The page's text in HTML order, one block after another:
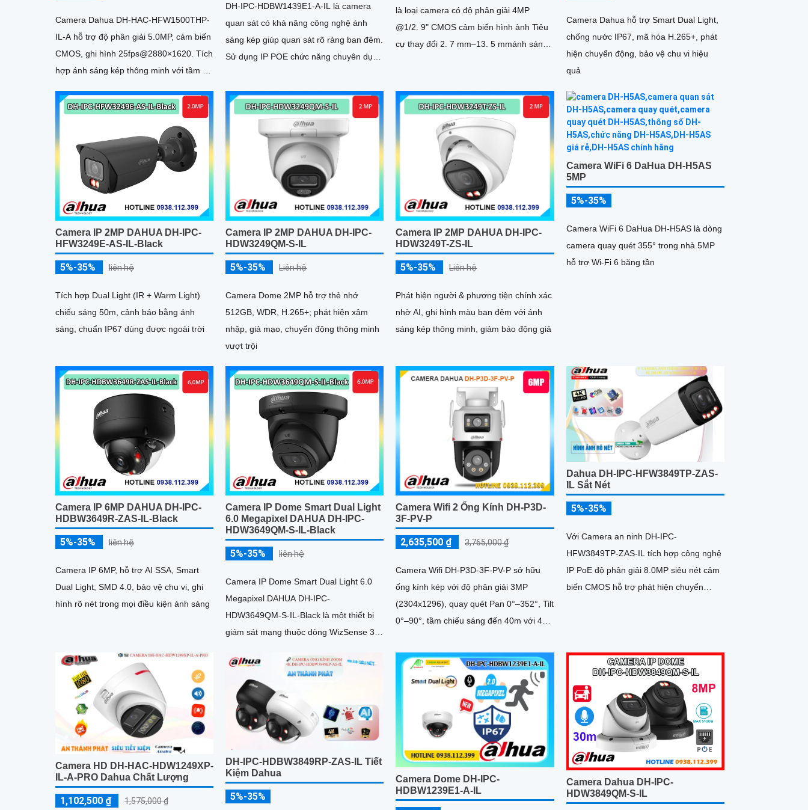
Camera Dahua DH-HAC-HFW1500THP-
IL-A hỗ trợ độ phân giải 5.0MP, cảm biến
CMOS, ghi hình 25fps@2880×1620. Tích
hợp ánh sáng kép thông minh với tầm xa
90
DH-IPC-HDBW1439E1-A-IL là camera
quan sát có khả năng công nghệ ánh
sáng kép giúp quan sát rõ ràng ban đêm.
Sử dụng IP POE chức năng chuyên dụng
là loại camera có độ phân giải 4MP
@1/2. 9" CMOS cảm biến hình ảnh Tiêu
cự thay đổi 2. 7 mm–13. 5 mmánh sáng
Camera Dahua hỗ trợ Smart Dual Light,
chống nước IP67, mã hóa H.265+, phát
hiện chuyển động, bảo vệ chu vi hiệu
quả
Camera IP 2MP DAHUA DH-IPC-
HFW3249E-AS-IL-Black
5%-35% liên hệ
Tích hợp Dual Light (IR + Warm Light)
chiếu sáng 50m, cảnh báo bằng ánh
sáng, chuẩn IP67 dùng được ngoài trời
Camera IP 2MP DAHUA DH-IPC-
HDW3249QM-S-IL
5%-35% Liên hệ
Camera Dome 2MP hỗ trợ thẻ nhớ
512GB, WDR, H.265+; phát hiện xâm
nhập, giả mạo, chuyển động thông minh
vượt trội
Camera IP 2MP DAHUA DH-IPC-
HDW3249T-ZS-IL
5%-35% Liên hệ
Phát hiện người & phương tiện chính xác
nhờ AI, ghi hình màu ban đêm với ánh
sáng kép thông minh, giảm báo động giả
Camera WiFi 6 DaHua DH-H5AS
5MP
5%-35%
Camera WiFi 6 DaHua DH-H5AS là dòng
camera quay quét 355° trong nhà 5MP
hỗ trợ Wi-Fi 6 băng tần
Camera IP 6MP DAHUA DH-IPC-
HDBW3649R-ZAS-IL-Black
5%-35% liên hệ
Camera IP 6MP, hỗ trợ AI SSA, Smart
Dual Light, SMD 4.0, bảo vệ chu vi, ghi
hình rõ nét trong mọi điều kiện ánh sáng
Camera IP Dome Smart Dual Light
6.0 Megapixel DAHUA DH-IPC-
HDW3649QM-S-IL-Black
5%-35% liên hệ
Camera IP Dome Smart Dual Light 6.0
Megapixel DAHUA DH-IPC-
HDW3649QM-S-IL-Black là một thiết bị
giám sát mạng thuộc dòng WizSense 3
tiên...
Camera Wifi 2 Ống Kính DH-P3D-
3F-PV-P
2,635,500 ₫ 3,765,000 ₫
Camera Wifi DH-P3D-3F-PV-P sở hữu
ống kính kép với độ phân giải 3MP
(2304x1296), quay quét Pan 0°–352°, Tilt
0°–90°, tầm chiếu sáng đến 40m với 4
này còn đạt chuẩn chống nước IP66, hỗ
trợ thẻ nhớ tối đa 256GB, kết nối Wi-Fi 2
Dahua DH-IPC-HFW3849TP-ZAS-
IL Sắt Nét
5%-35%
Với Camera an ninh DH-IPC-
HFW3849TP-ZAS-IL tích hợp công nghệ
IP PoE độ phân giải 8.0MP siêu nét cảm
biến CMOS hỗ trợ phát hiện chuyển
Camera HD DH-HAC-HDW1249XP-
IL-A-PRO Dahua Chất Lượng
1,102,500 ₫ 1,575,000 ₫
DH-IPC-HDBW3849RP-ZAS-IL Tiết
Kiệm Dahua
5%-35%
Camera Dome DH-IPC-
HDBW1239E1-A-IL
Camera Dahua DH-IPC-
HDW3849QM-S-IL